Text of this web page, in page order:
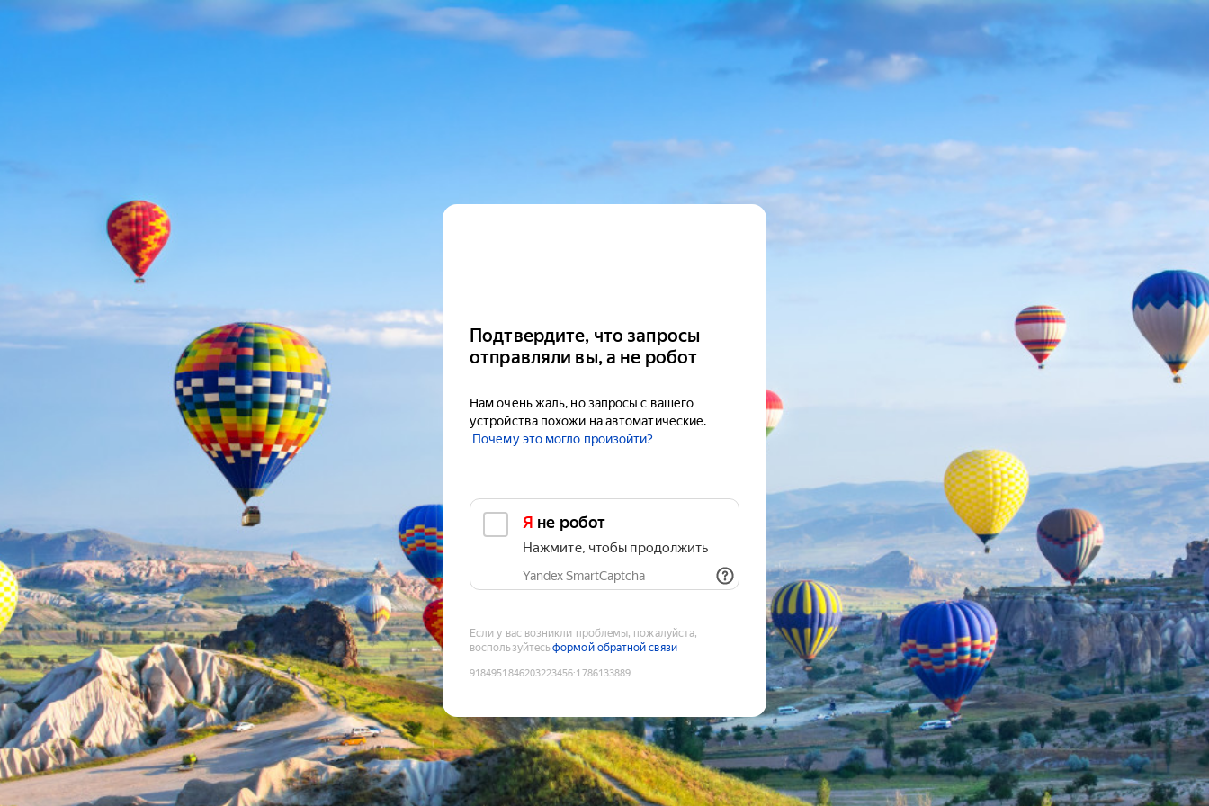
Подтвердите, что запросы
отправляли вы, а не робот
Нам очень жаль, но запросы с вашего
устройства похожи на автоматические.
Почему это могло произойти?
Я не робот
Нажмите, чтобы продолжить
Yandex SmartCaptcha
Если у вас возникли проблемы, пожалуйста,
воспользуйтесьформой обратной связи
9184951846203223456:1786133889